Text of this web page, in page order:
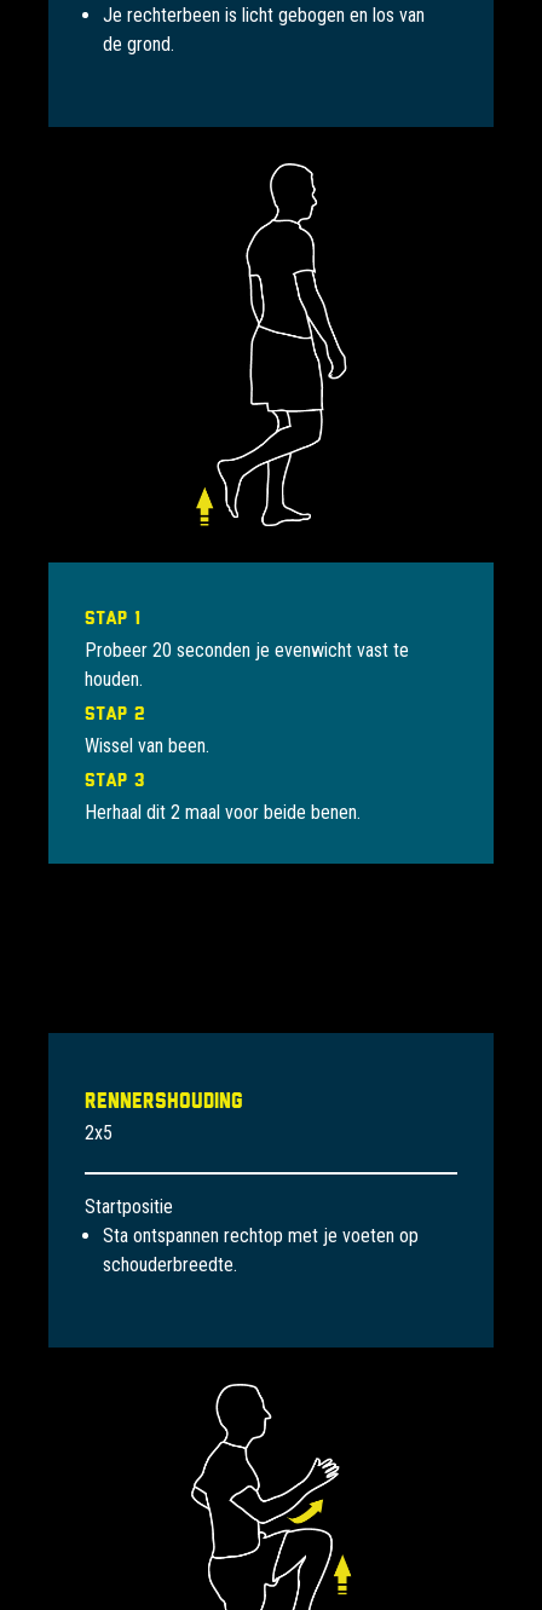
Je rechterbeen is licht gebogen en los van
de grond.
Stap 1
Probeer 20 seconden je evenwicht vast te
houden.
Stap 2
Wissel van been.
Stap 3
Herhaal dit 2 maal voor beide benen.
Rennershouding
2x5
Startpositie
Sta ontspannen rechtop met je voeten op
schouderbreedte.